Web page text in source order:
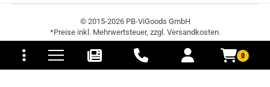
0
und Versandkosten
© 2015-2026 PB-ViGoods GmbH
*Preise inkl. Mehrwertsteuer, zzgl. Versandkosten.